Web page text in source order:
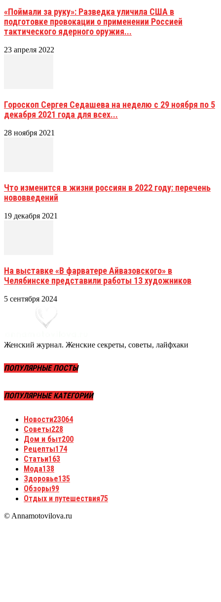
«Поймали за руку»: Разведка уличила США в
подготовке провокации о применении Россией
тактического ядерного оружия...
23 апреля 2022
Гороскоп Сергея Седашева на неделю с 29 ноября по 5
декабря 2021 года для всех...
28 ноября 2021
Что изменится в жизни россиян в 2022 году: перечень
нововведений
19 декабря 2021
На выставке «В фарватере Айвазовского» в
Челябинске представили работы 13 художников
5 сентября 2024
Женский журнал. Женские секреты, советы, лайфхаки
ПОПУЛЯРНЫЕ ПОСТЫ
ПОПУЛЯРНЫЕ КАТЕГОРИИ
Новости23064
Советы228
Дом и быт200
Рецепты174
Статьи163
Мода138
Здоровье135
Обзоры99
Отдых и путешествия75
© Annamotovilova.ru